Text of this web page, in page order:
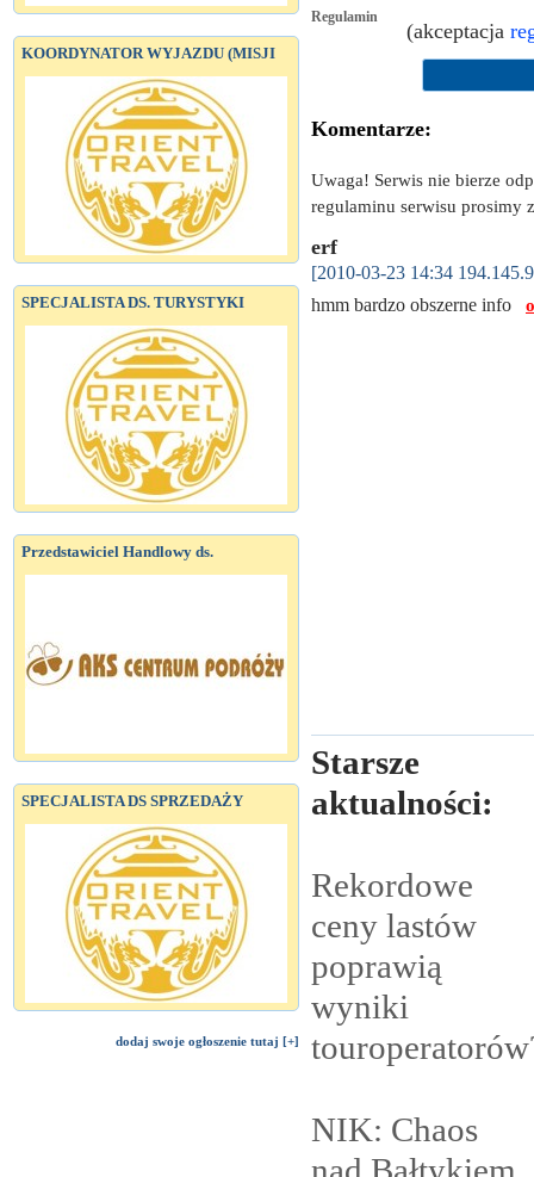
KOORDYNATOR WYJAZDU (MISJI
SPECJALISTA DS. TURYSTYKI
Przedstawiciel Handlowy ds.
SPECJALISTA DS SPRZEDAŻY
dodaj swoje ogłoszenie tutaj [+]
Regulamin
(akceptacja
Komentarze:
Uwaga! Serwis nie bierze
regulaminu serwisu prosimy
erf
[2010-03-23 14:34
hmm bardzo obszerne info
Starsze
aktualności:
Rekordowe
ceny lastów
poprawią
wyniki
NIK: Chaos